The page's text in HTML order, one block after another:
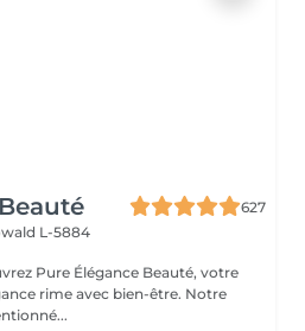
627
L-5884
Pure Élégance Beauté, votre
rime avec bien-être. Notre